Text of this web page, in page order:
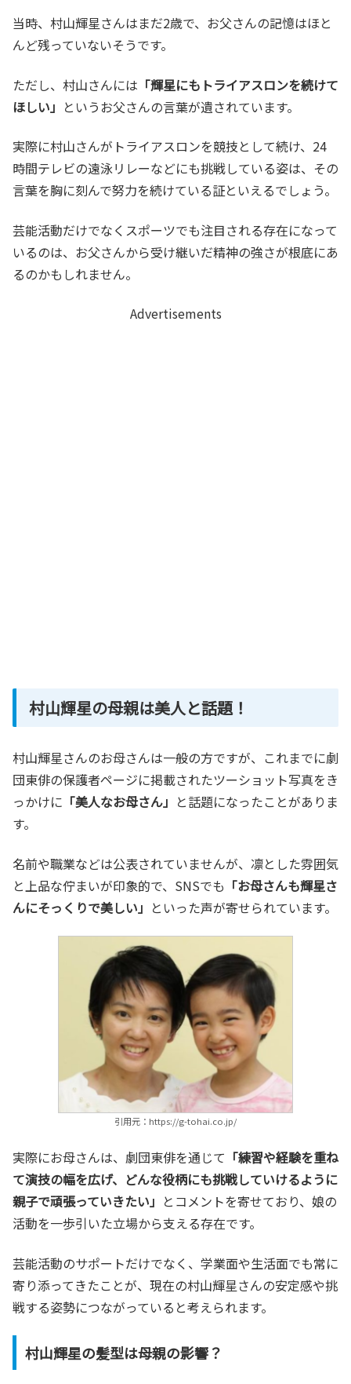
当時、村山輝星さんはまだ2歳で、お父さんの記憶はほと
んど残っていないそうです。
ただし、村山さんには 「輝星にもトライアスロンを続けて
ほしい」 というお父さんの言葉が遺されています。
実際に村山さんがトライアスロンを競技として続け、24
時間テレビの遠泳リレーなどにも挑戦している姿は、その
言葉を胸に刻んで努力を続けている証といえるでしょう。
芸能活動だけでなくスポーツでも注目される存在になって
いるのは、お父さんから受け継いだ精神の強さが根底にあ
るのかもしれません。
Advertisements
村山輝星の母親は美人と話題！
村山輝星さんのお母さんは一般の方ですが、これまでに劇
団東俳の保護者ページに掲載されたツーショット写真をき
っかけに 「美人なお母さん」 と話題になったことがありま
す。
名前や職業などは公表されていませんが、凛とした雰囲気
と上品な佇まいが印象的で、SNSでも 「お母さんも輝星さ
んにそっくりで美しい」 といった声が寄せられています。
引用元：https://g-tohai.co.jp/
実際にお母さんは、劇団東俳を通じて 「練習や経験を重ね
て演技の幅を広げ、どんな役柄にも挑戦していけるように
親子で頑張っていきたい」 とコメントを寄せており、娘の
活動を一歩引いた立場から支える存在です。
芸能活動のサポートだけでなく、学業面や生活面でも常に
寄り添ってきたことが、現在の村山輝星さんの安定感や挑
戦する姿勢につながっていると考えられます。
村山輝星の髪型は母親の影響？